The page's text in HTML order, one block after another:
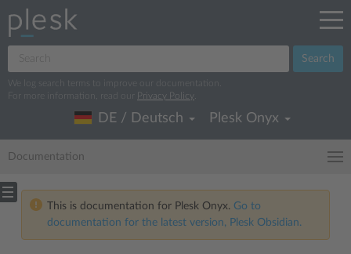
Search
We log search terms to improve our documentation.
For more information, read our
Privacy Policy
DE / Deutsch Plesk Onyx
Documentation
This is documentation for Plesk Onyx. Go to
documentation for the latest version, Plesk Obsidian.